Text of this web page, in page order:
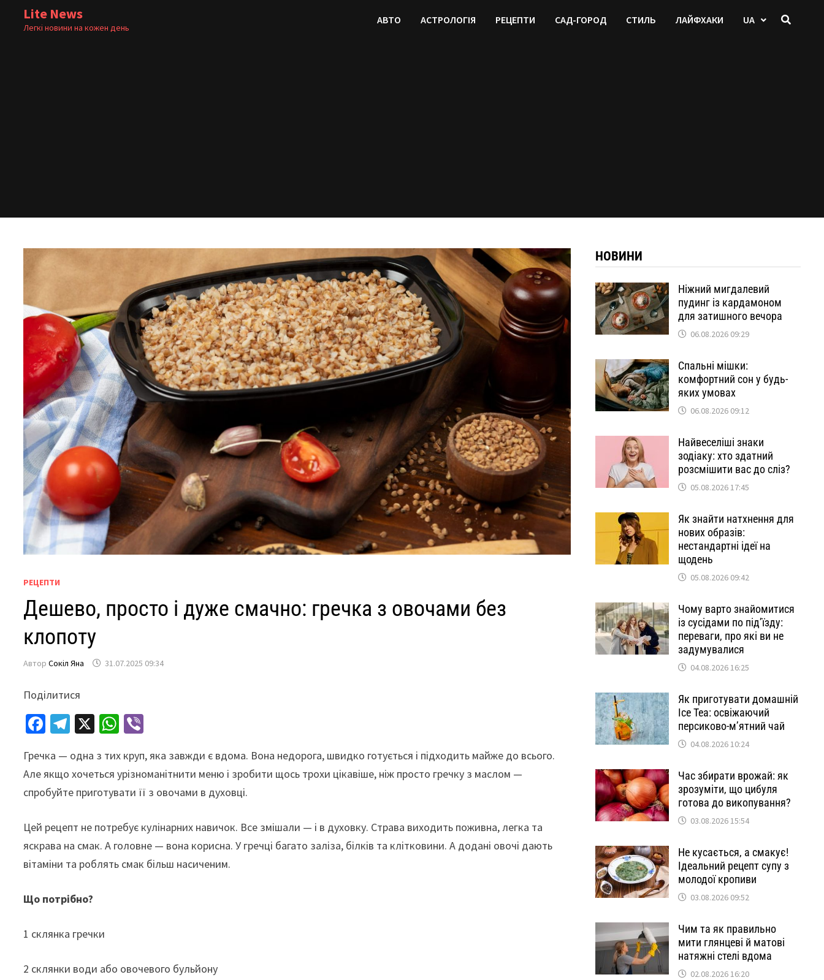
Lite News
Легкі новини на кожен день
АВТО АСТРОЛОГІЯ РЕЦЕПТИ САД-ГОРОД СТИЛЬ ЛАЙФХАКИ UA
РЕЦЕПТИ
Дешево, просто і дуже смачно: гречка з овочами без
клопоту
АвторСокіл Яна 31.07.2025 09:34
Поділитися
Fa
b
o
o
k
Te
gr
a
m
X
W
at
sA
p
p
er
Гречка — одна з тих круп, яка завжди є вдома. Вона недорога, швидко готується і підходить майже до всього.
Але якщо хочеться урізноманітнити меню і зробити щось трохи цікавіше, ніж просто гречку з маслом —
спробуйте приготувати її з овочами в духовці.
Цей рецепт не потребує кулінарних навичок. Все змішали — і в духовку. Страва виходить поживна, легка та
яскрава на смак. А головне — вона корисна. У гречці багато заліза, білків та клітковини. А додані овочі дають
вітаміни та роблять смак більш насиченим.
Що потрібно?
1 склянка гречки
2 склянки води або овочевого бульйону
НОВИНИ
Ніжний мигдалевий
пудинг із кардамоном
для затишного вечора
06.08.2026 09:29
Спальні мішки:
комфортний сон у будь-
яких умовах
06.08.2026 09:12
Найвеселіші знаки
зодіаку: хто здатний
розсмішити вас до сліз?
05.08.2026 17:45
Як знайти натхнення для
нових образів:
нестандартні ідеї на
щодень
05.08.2026 09:42
Чому варто знайомитися
із сусідами по під’їзду:
переваги, про які ви не
задумувалися
04.08.2026 16:25
Як приготувати домашній
Ice Tea: освіжаючий
персиково-м’ятний чай
04.08.2026 10:24
Час збирати врожай: як
зрозуміти, що цибуля
готова до викопування?
03.08.2026 15:54
Не кусається, а смакує!
Ідеальний рецепт супу з
молодої кропиви
03.08.2026 09:52
Чим та як правильно
мити глянцеві й матові
натяжні стелі вдома
02.08.2026 16:20